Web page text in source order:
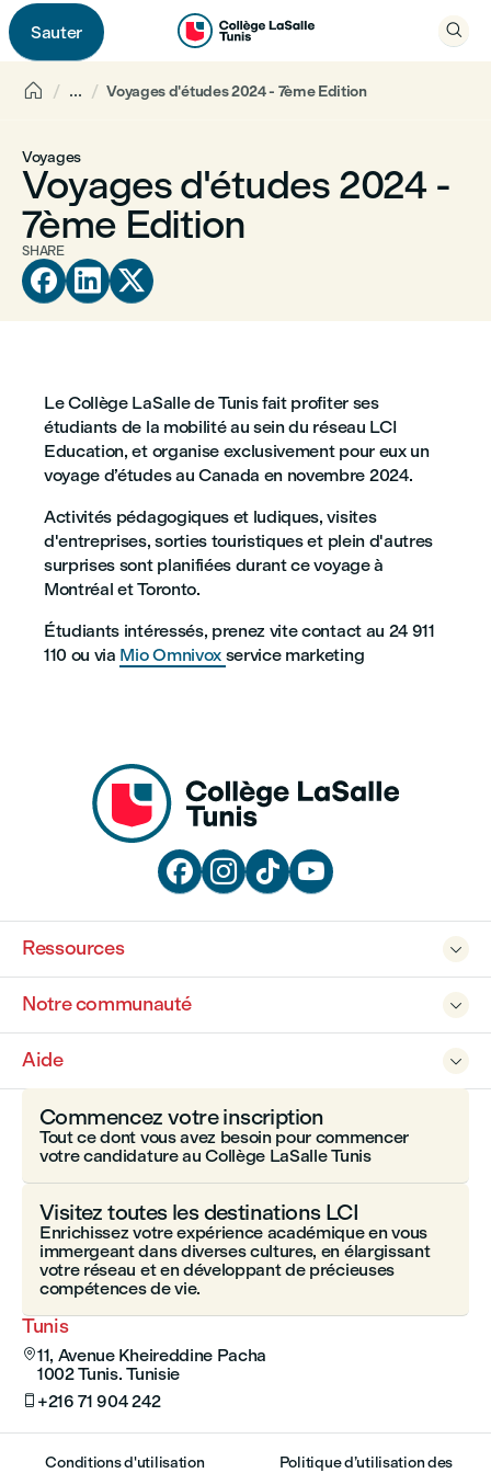
Sauter
 
 ... Voyages d'études 2024 - 7ème Edition
Voyages
Voyages d'études 2024 -
7ème Edition
SHARE
  
Le Collège LaSalle de Tunis fait profiter ses
étudiants de la mobilité au sein du réseau LCI
Education, et organise exclusivement pour eux un
voyage d’études au Canada en novembre 2024.
Activités pédagogiques et ludiques, visites
d'entreprises, sorties touristiques et plein d'autres
surprises sont planifiées durant ce voyage à
Montréal et Toronto.
Étudiants intéressés, prenez vite contact au 24 911
110 ou via Mio Omnivox service marketing
   

Ressources

Notre communauté

Aide
Tunis
11, Avenue Kheireddine Pacha
1002 Tunis. Tunisie
 +216 71 904 242
Commencez votre inscription
Tout ce dont vous avez besoin pour commencer
votre candidature au Collège LaSalle Tunis
Visitez toutes les destinations LCI
Enrichissez votre expérience académique en vous
immergeant dans diverses cultures, en élargissant
votre réseau et en développant de précieuses
compétences de vie.
Conditions d'utilisation
Politique d’utilisation des